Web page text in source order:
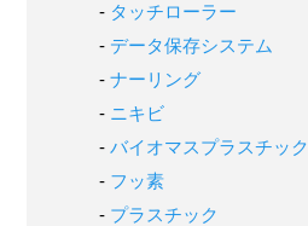
タッチローラー
データ保存システム
ナーリング
ニキビ
バイオマスプラスチック
フッ素
プラスチック